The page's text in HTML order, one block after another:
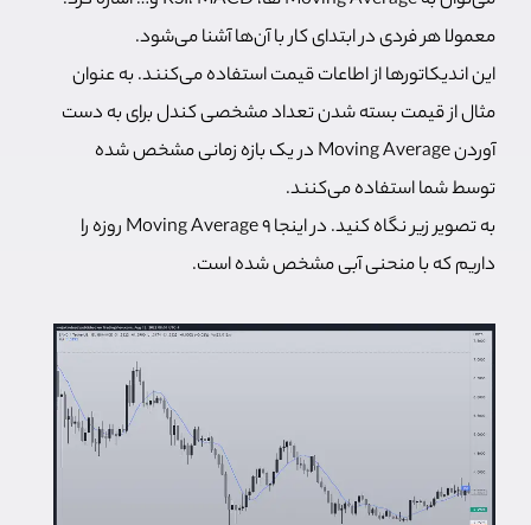
معمولا هر فردی در ابتدای کار با آن‌ها آشنا می‌شود.
این اندیکاتورها از اطاعات قیمت استفاده می‌کنند. به عنوان
مثال از قیمت بسته شدن تعداد مشخصی کندل برای به دست
آوردن Moving Average در یک بازه زمانی مشخص شده
توسط شما استفاده می‌کنند.
به تصویر زیر نگاه کنید. در اینجا Moving Average 9 روزه را
داریم که با منحنی آبی مشخص شده است.